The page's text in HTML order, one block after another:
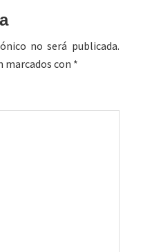
no será publicada.
marcados con *